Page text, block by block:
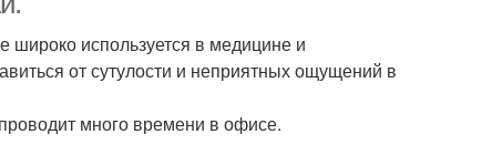
широко используется в медицине и
от сутулости и неприятных ощущений в
много времени в офисе.